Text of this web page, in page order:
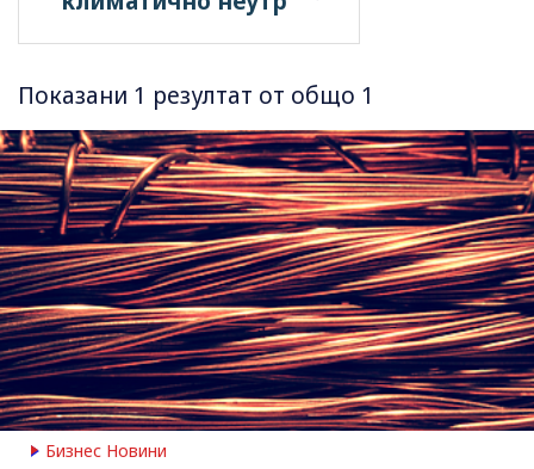
Показани 1 резултат от общо 1
Бизнес Новини